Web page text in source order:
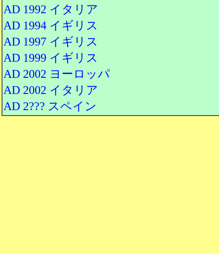
AD 1992 イタリア
AD 1994 イギリス
AD 1997 イギリス
AD 1999 イギリス
AD 2002 ヨーロッパ
AD 2002 イタリア
AD 2??? スペイン